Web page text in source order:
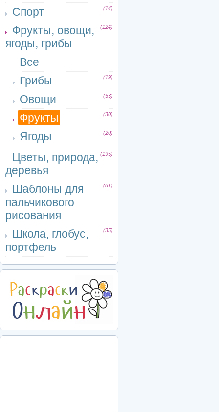
Спорт (14)
Фрукты, овощи,
ягоды, грибы
(124)
Все
Грибы
(19)
Овощи (53)
Фрукты (30)
Ягоды (20)
Цветы, природа,
деревья
(195)
Шаблоны для
пальчикового
рисования
(81)
Школа, глобус,
портфель
(35)